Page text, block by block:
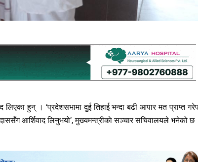
लिएका हुन् । ‘प्रदेशसभामा दुई तिहाई भन्दा बढी आपार मत प्राप्त
आर्शिवाद लिनुभयो’, मुख्यमन्त्रीकाे सञ्चार सचिवालयले भनेको छ